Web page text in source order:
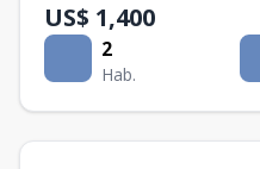
US$ 1,400
2
Hab.